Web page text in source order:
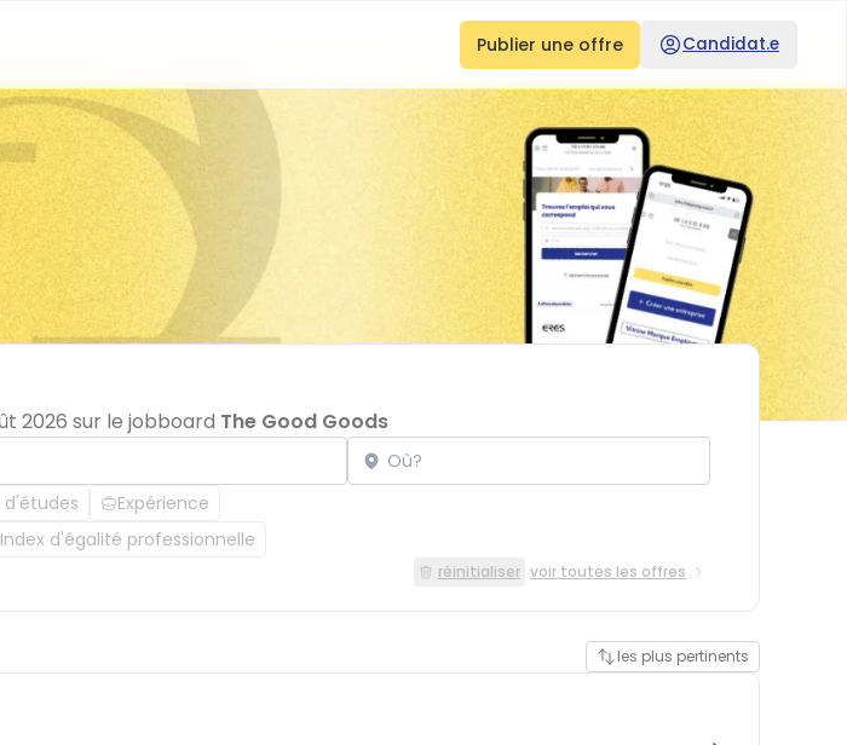
Publier une offre Candidat.e
2026 sur le jobboard The Good Goods
Localisation
d'études Expérience
Index d'égalité professionnelle
réinitialiser voir toutes les offres
les plus pertinents